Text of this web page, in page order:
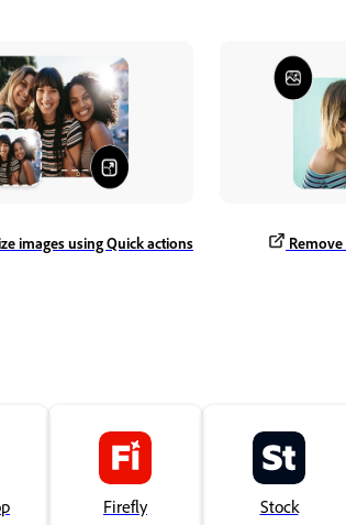
images using Quick actions
Stock
Firefly